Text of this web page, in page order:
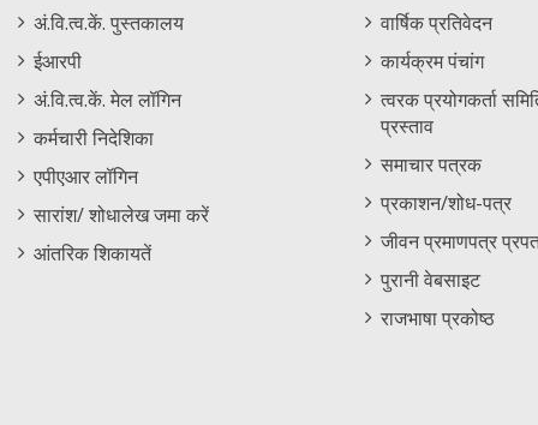
Staff
Footer
Menu
अं.वि.त्व.कें. पुस्तकालय
ईआरपी
अं.वि.त्व.कें. मेल लॉगिन
कर्मचारी निदेशिका
एपीएआर लॉगिन
सारांश/ शोधालेख जमा करें
आंतरिक शिकायतें
Informations
Menu
वार्षिक प्रतिवेदन
कार्यक्रम पंचांग
त्वरक प्रयोगकर्ता
प्रस्ताव
समाचार पत्रक
प्रकाशन/शोध-पत्र
जीवन प्रमाणपत्र
पुरानी वेबसाइट
राजभाषा प्रकोष्ठ